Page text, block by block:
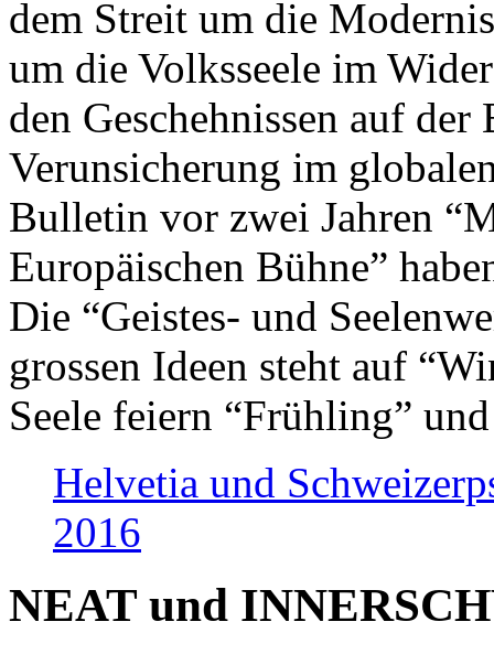
dem Streit um die
um die Volksseele im
den Geschehnissen auf
Verunsicherung im
Bulletin vor zwei Jahren
Europäischen Bühne”
Die “Geistes- und
grossen Ideen steht auf
Seele feiern “Frühling”
Helvetia und
2016
NEAT und